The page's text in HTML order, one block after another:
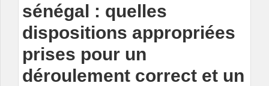
sénégal : quelles
dispositions appropriées
prises pour un
déroulement correct et un